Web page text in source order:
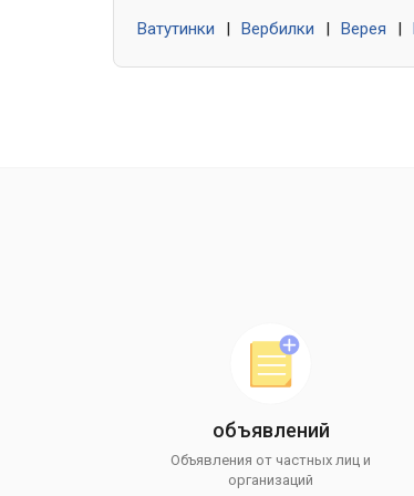
Ватутинки Вербилки Верея
объявлений
Объявления от частных лиц и
организаций